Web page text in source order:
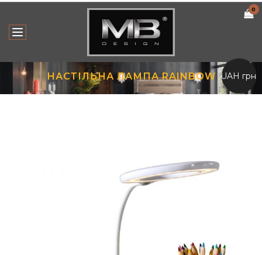
0
НАСТІЛЬНА ЛАМПА RAINBOW UAH грн.